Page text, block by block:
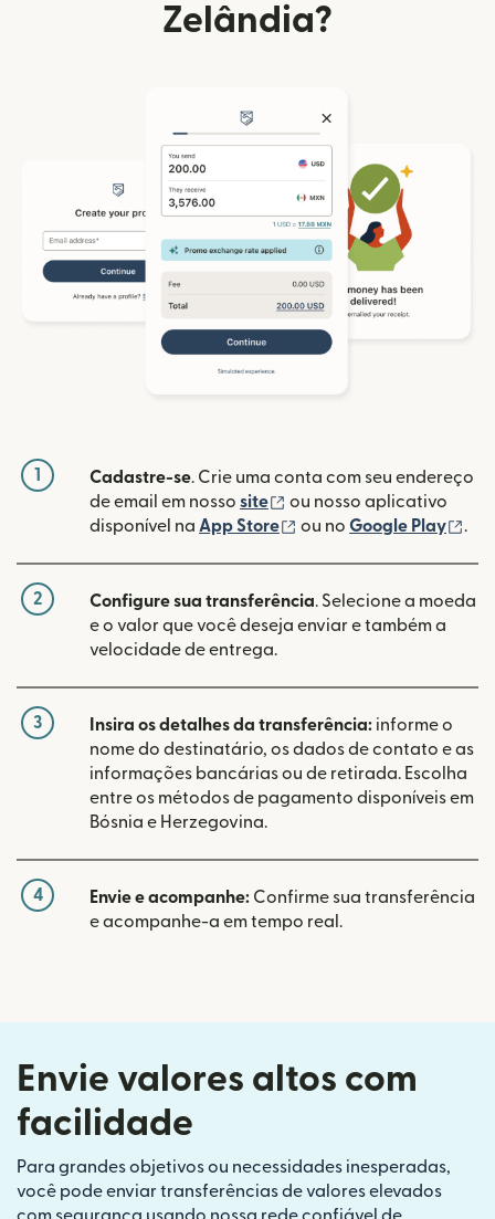
Zelândia?
1 Cadastre-se. Crie uma conta com seu endereço
de email em nosso site (abre em uma nova
ou nosso aplicativo
disponível na App Store (abre em uma nova
ou no Google Play .
2 Configure sua transferência. Selecione a moeda
e o valor que você deseja enviar e também a
velocidade de entrega.
3 Insira os detalhes da transferência: informe o
nome do destinatário, os dados de contato e as
informações bancárias ou de retirada. Escolha
entre os métodos de pagamento disponíveis em
Bósnia e Herzegovina.
4 Envie e acompanhe: Confirme sua transferência
e acompanhe-a em tempo real.
Envie valores altos com
facilidade
Para grandes objetivos ou necessidades inesperadas,
você pode enviar transferências de valores elevados